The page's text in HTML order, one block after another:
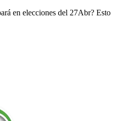
en elecciones del 27Abr? Esto